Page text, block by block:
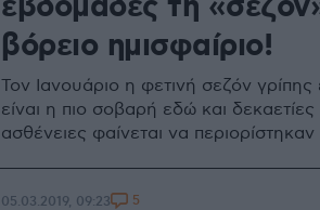
βόρειο ημισφαίριο!
Τον Ιανουάριο η φετινή σεζόν γρίπης
είναι η πιο σοβαρή εδώ και
ασθένειες φαίνεται να
05.03.2019, 09:23 5